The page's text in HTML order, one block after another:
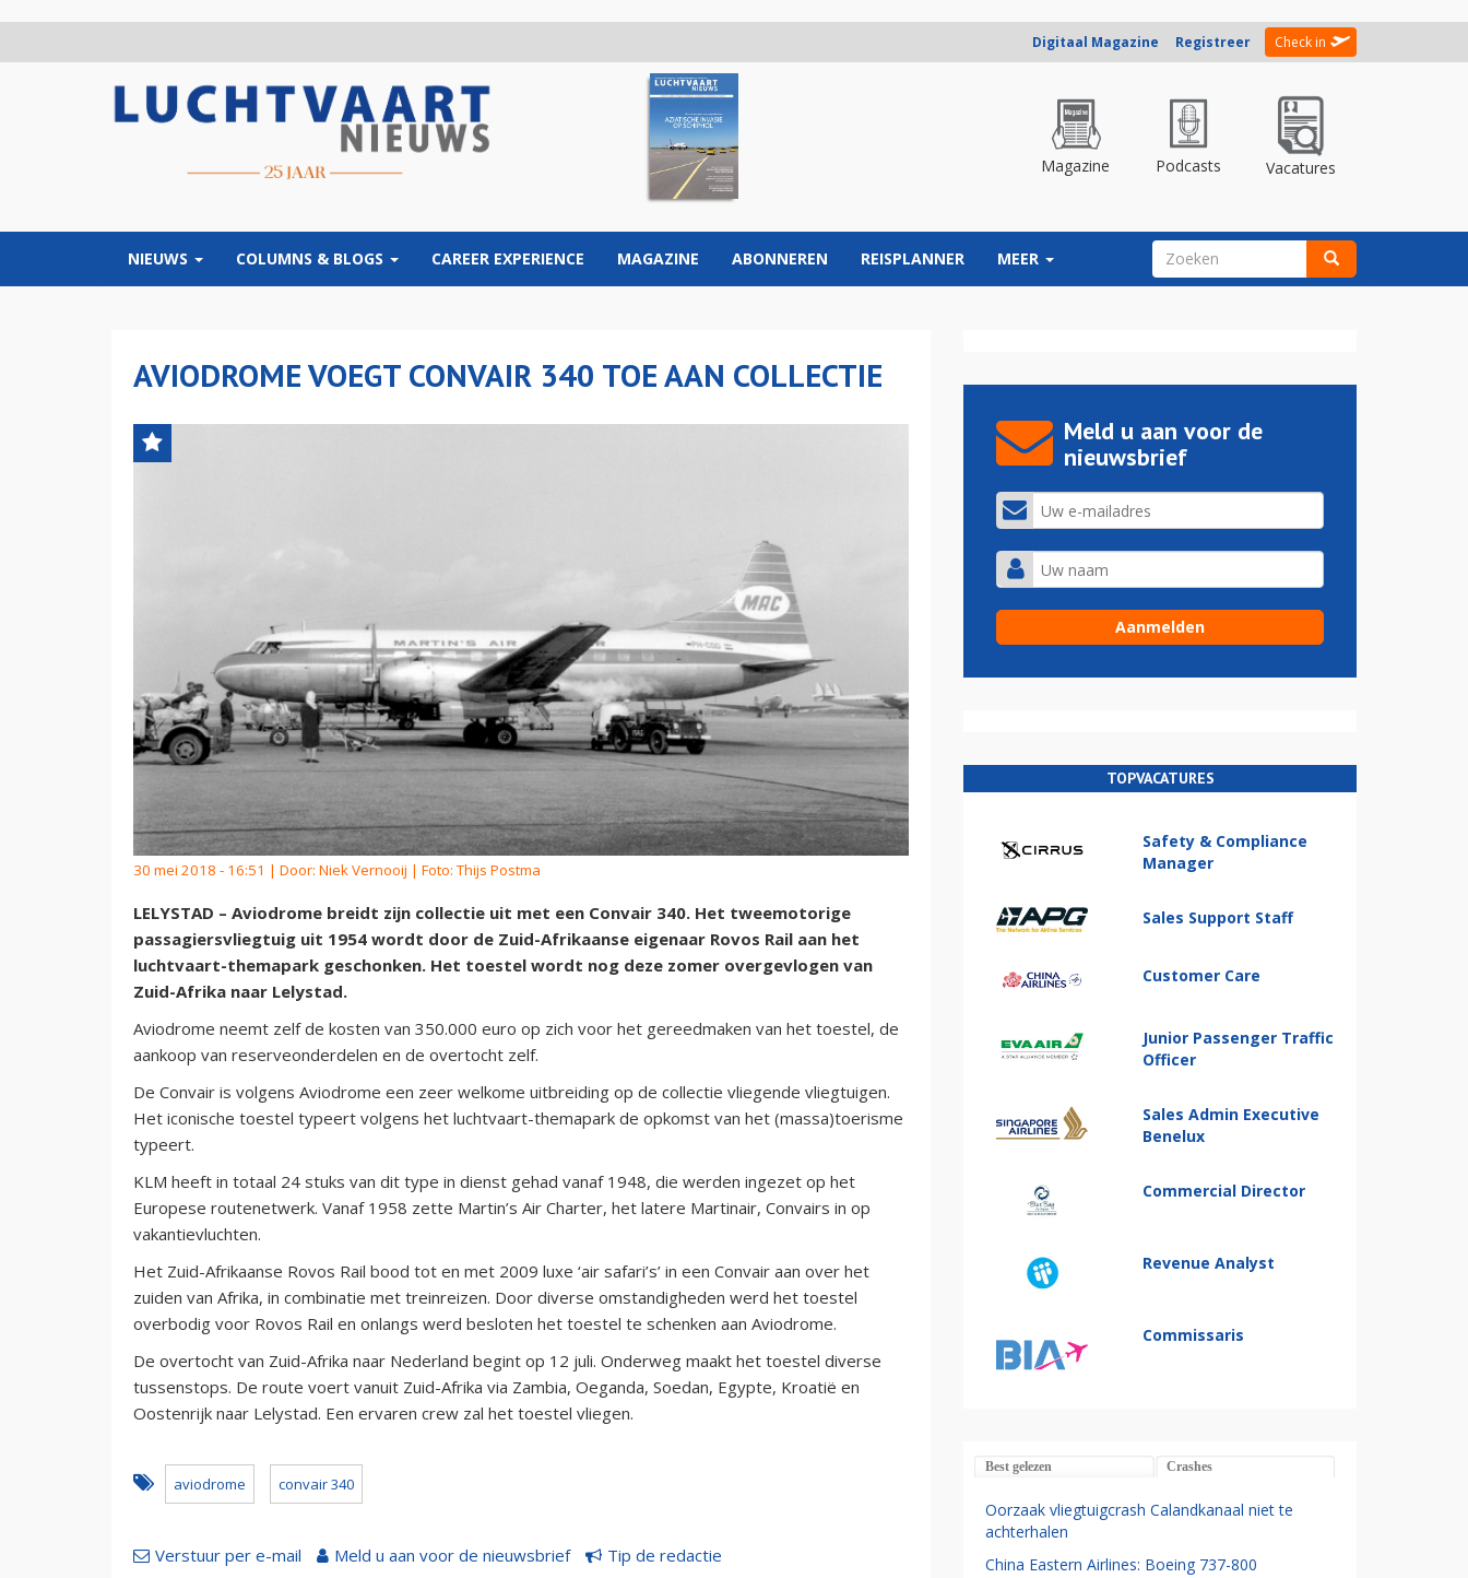
Digitaal Magazine Registreer Check in
Magazine Podcasts Vacatures
NIEUWS COLUMNS & BLOGS CAREER EXPERIENCE MAGAZINE ABONNEREN REISPLANNER MEER ZOEKVELD
AVIODROME VOEGT CONVAIR 340 TOE AAN COLLECTIE
30 mei 2018 - 16:51 | Door: Niek Vernooij | Foto: Thijs Postma
LELYSTAD – Aviodrome breidt zijn collectie uit met een Convair 340. Het tweemotorige
passagiersvliegtuig uit 1954 wordt door de Zuid-Afrikaanse eigenaar Rovos Rail aan het
luchtvaart-themapark geschonken. Het toestel wordt nog deze zomer overgevlogen van
Zuid-Afrika naar Lelystad.
Aviodrome neemt zelf de kosten van 350.000 euro op zich voor het gereedmaken van het toestel, de
aankoop van reserveonderdelen en de overtocht zelf.
De Convair is volgens Aviodrome een zeer welkome uitbreiding op de collectie vliegende vliegtuigen.
Het iconische toestel typeert volgens het luchtvaart-themapark de opkomst van het (massa)toerisme
typeert.
KLM heeft in totaal 24 stuks van dit type in dienst gehad vanaf 1948, die werden ingezet op het
Europese routenetwerk. Vanaf 1958 zette Martin’s Air Charter, het latere Martinair, Convairs in op
vakantievluchten.
Het Zuid-Afrikaanse Rovos Rail bood tot en met 2009 luxe ‘air safari’s’ in een Convair aan over het
zuiden van Afrika, in combinatie met treinreizen. Door diverse omstandigheden werd het toestel
overbodig voor Rovos Rail en onlangs werd besloten het toestel te schenken aan Aviodrome.
De overtocht van Zuid-Afrika naar Nederland begint op 12 juli. Onderweg maakt het toestel diverse
tussenstops. De route voert vanuit Zuid-Afrika via Zambia, Oeganda, Soedan, Egypte, Kroatië en
Oostenrijk naar Lelystad. Een ervaren crew zal het toestel vliegen.
aviodrome convair 340
Verstuur per e-mail Meld u aan voor de nieuwsbrief Tip de redactie
Meld u aan voor de
nieuwsbrief
TOPVACATURES
Safety & Compliance
Manager
Sales Support Staff
Customer Care
Junior Passenger Traffic
Officer
Sales Admin Executive
Benelux
Commercial Director
Revenue Analyst
Commissaris
Best gelezen Crashes
Oorzaak vliegtuigcrash Calandkanaal niet te
achterhalen
China Eastern Airlines: Boeing 737-800